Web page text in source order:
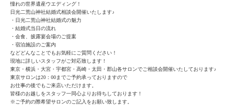
憧れの世界遺産ウエディング！
日光二荒山神社結婚式相談会開催いたします♪
・日光二荒山神社結婚式の魅力
・結婚式当日の流れ
・会食、披露宴会場のご提案
・宿泊施設のご案内
などどんなことでもお気軽にご質問ください！
現地に詳しいスタッフがご対応致します！
東京・横浜・大宮・宇都宮・高崎・太田・郡山各サロンでご相談会開催いたしております♪
東京サロンは20：00までご予約承っておりますので
お仕事の後でもご来店いただけます。
皆様のお越しをスタッフ一同心よりお待ちしております！
※ご予約の際希望サロンのご記入をお願い致します。